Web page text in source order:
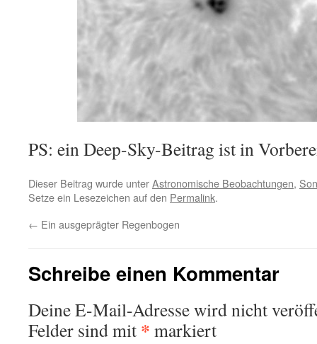
PS: ein Deep-Sky-Beitrag ist in
Dieser Beitrag wurde unterAstronomische Beobachtungen,
Setze ein Lesezeichen auf den Permalink.
← Ein ausgeprägter Regenbogen
Schreibe einen Kommentar
Deine E-Mail-Adresse wird nicht
Felder sind mit * markiert